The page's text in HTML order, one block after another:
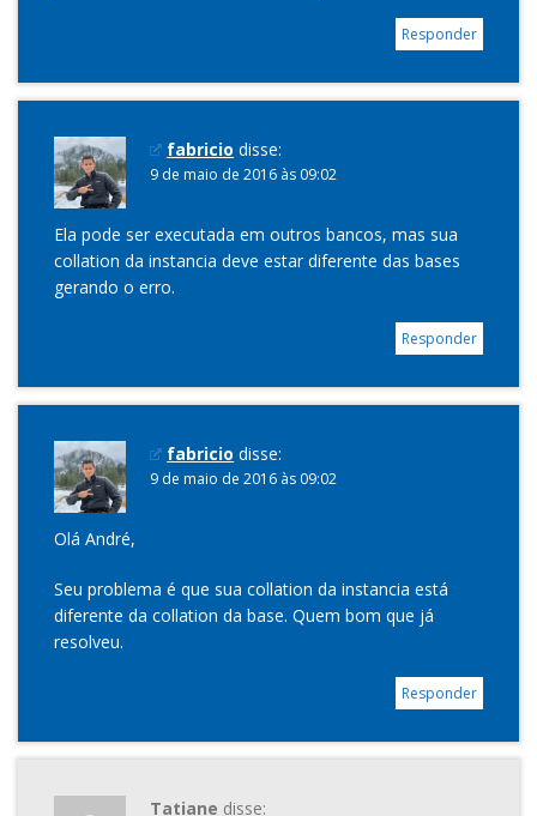
Responder
fabricio disse:
9 de maio de 2016 às 09:02
Ela pode ser executada em outros bancos, mas sua
collation da instancia deve estar diferente das bases
gerando o erro.
Responder
fabricio disse:
9 de maio de 2016 às 09:02
Olá André,
Seu problema é que sua collation da instancia está
diferente da collation da base. Quem bom que já
resolveu.
Responder
Tatiane disse: